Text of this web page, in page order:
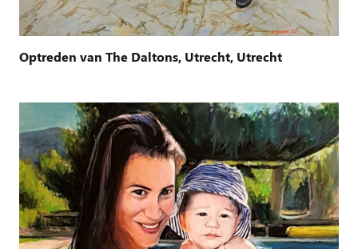
Optreden van The Daltons, Utrecht, Utrecht